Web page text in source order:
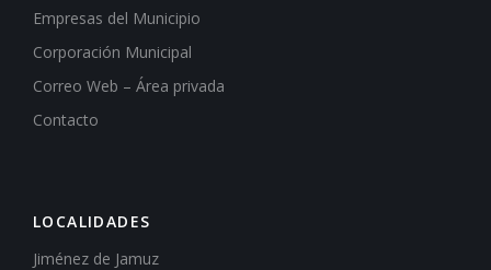
Empresas del Municipio
Corporación Municipal
Correo Web – Área privada
Contacto
LOCALIDADES
Jiménez de Jamuz